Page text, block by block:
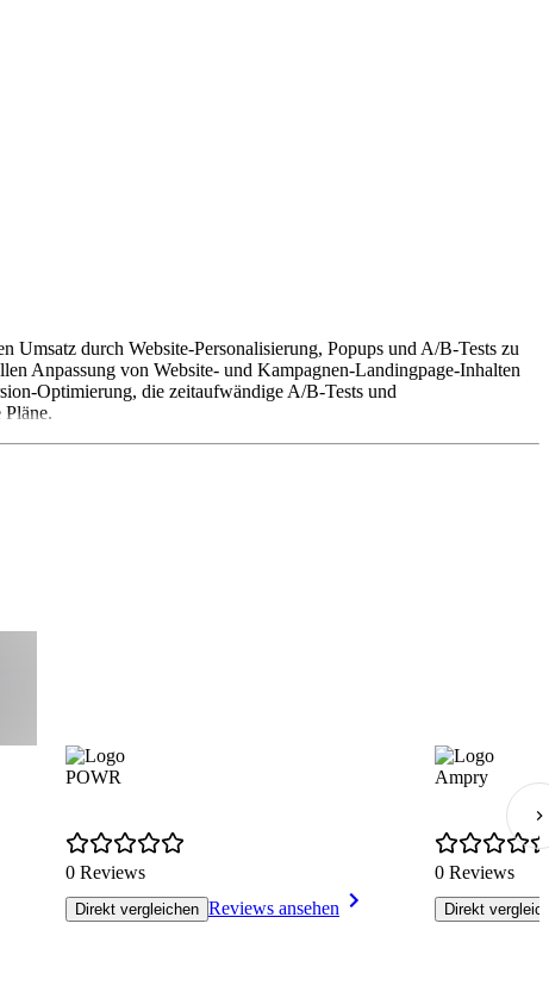
durch Website-Personalisierung, Popups und A/B-Tests zu
Anpassung von Website- und Kampagnen-Landingpage-Inhalten
Optimierung, die zeitaufwändige A/B-Tests und
POWR
0 Reviews
Direkt vergleichen Reviews ansehen
Ampry
0 Reviews
Direkt